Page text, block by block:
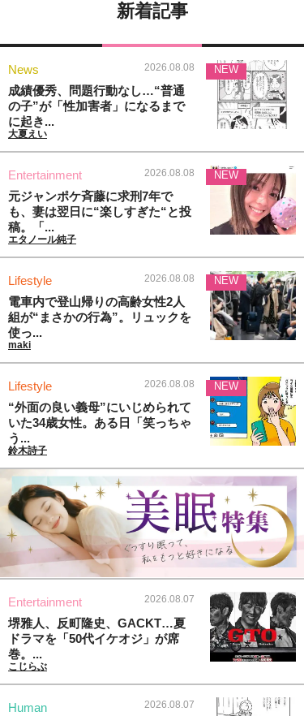
新着記事
News 2026.08.08
成績優秀、問題行動なし…“普通
の子”が「性加害者」になるまで
に起き...
大夏えい
NEW
Entertainment 2026.08.08
元ジャンポケ斉藤に求刑7年で
も、妻は翌日に“楽しすぎた“と投
稿。「...
エタノール純子
NEW
Lifestyle 2026.08.08
電車内で登山帰りの高齢女性2人
組が“まさかの行為”。リュックを
使っ...
maki
NEW
Lifestyle 2026.08.08
“外面の良い義母”にいじめられて
いた34歳女性。ある日「笑っちゃ
う...
鈴木詩子
NEW
Entertainment 2026.08.07
堺雅人、反町隆史、GACKT…夏
ドラマを「50代イケオジ」が席
巻。...
こじらぶ
Human 2026.08.07